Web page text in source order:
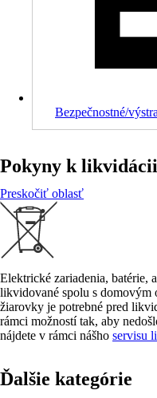
Bezpečnostné/
Pokyny k likvidácii
Preskočiť oblasť
Elektrické zariadenia, batérie,
likvidované spolu s domovým
žiarovky je potrebné pred
rámci možností tak, aby
nájdete v rámci nášho servisu
Ďalšie kategórie